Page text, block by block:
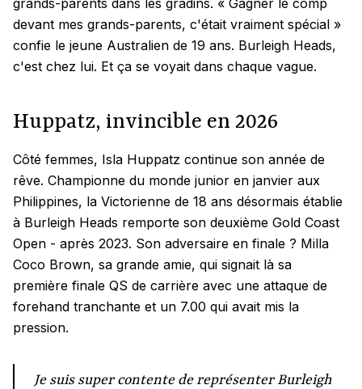
devant mes grands-parents, c'était vraiment spécial »
confie le jeune Australien de 19 ans. Burleigh Heads,
c'est chez lui. Et ça se voyait dans chaque vague.
Huppatz, invincible en 2026
Côté femmes, Isla Huppatz continue son année de
rêve. Championne du monde junior en janvier aux
Philippines, la Victorienne de 18 ans désormais établie
à Burleigh Heads remporte son deuxième Gold Coast
Open - après 2023. Son adversaire en finale ? Milla
Coco Brown, sa grande amie, qui signait là sa
première finale QS de carrière avec une attaque de
forehand tranchante et un 7.00 qui avait mis la
pression.
Je suis super contente de représenter Burleigh